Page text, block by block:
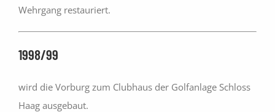
Wehrgang restauriert.
1998/99
wird die Vorburg zum Clubhaus der Golfanlage Schloss
Haag ausgebaut.